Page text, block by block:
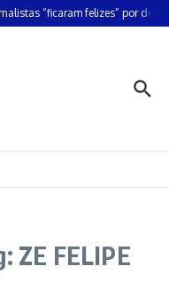
“ficaram felizes” por deixar
ZE FELIPE